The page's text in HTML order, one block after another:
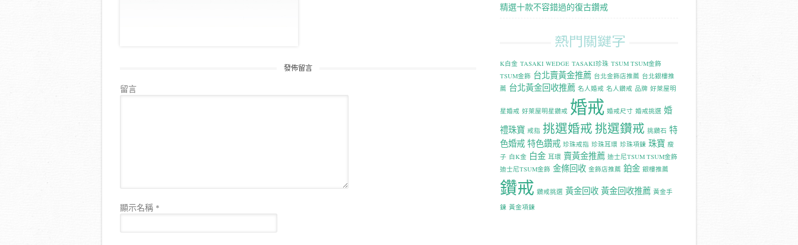
發佈留言
留言
顯示名稱 *
精選十款不容錯過的復古鑽戒
熱門關鍵字
K白金 TASAKI WEDGE TASAKI珍珠 TSUM TSUM金飾
TSUM金飾 台北賣黃金推薦 台北金飾店推薦 台北銀樓推
薦 台北黃金回收推薦 名人婚戒 名人鑽戒 品牌 好萊屋明
星婚戒 好萊屋明星鑽戒 婚戒 婚戒尺寸 婚戒挑選 婚
禮珠寶 戒指 挑選婚戒挑選鑽戒 挑鑽石 特
色婚戒 特色鑽戒 珍珠戒指 珍珠耳環 珍珠項鍊 珠寶 瘦
子 白K金 白金 耳環 賣黃金推薦 迪士尼TSUM TSUM金飾
迪士尼TSUM金飾 金條回收 金飾店推薦 鉑金 銀樓推薦
鑽戒 鑽戒挑選 黃金回收 黃金回收推薦 黃金手
鍊 黃金項鍊